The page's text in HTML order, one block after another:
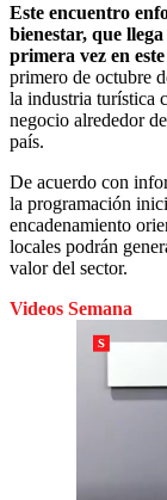
Este encuentro
bienestar, que
primera vez en
primero de octubre
la industria turística
negocio alrededor
país.
De acuerdo con
la programación
encadenamiento
locales podrán
valor del sector.
Videos Semana